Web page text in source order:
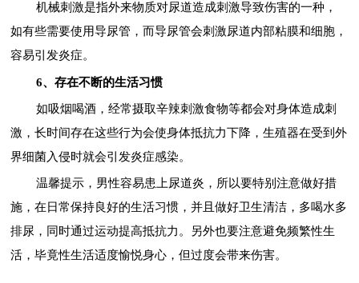
机械刺激是指外来物质对尿道造成刺激导致伤害的一种，
如有些需要使用导尿管，而导尿管会刺激尿道内部粘膜和细胞，
容易引发炎症。
6、存在不断的生活习惯
如吸烟喝酒，经常摄取辛辣刺激食物等都会对身体造成刺
激，长时间存在这些行为会使身体抵抗力下降，生殖器在受到外
界细菌入侵时就会引发炎症感染。
温馨提示，男性容易患上尿道炎，所以要特别注意做好措
施，在日常保持良好的生活习惯，并且做好卫生清洁，多喝水多
排尿，同时通过运动提高抵抗力。另外也要注意避免频繁性生
活，毕竟性生活适度愉悦身心，但过度会带来伤害。